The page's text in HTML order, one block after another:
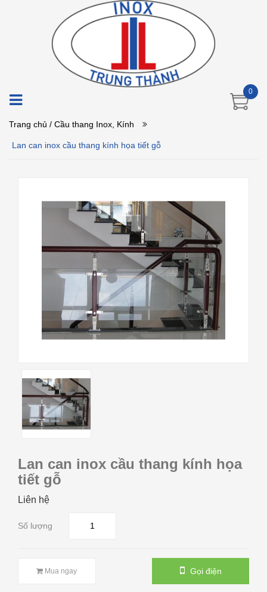
0
Trang chủ / Cầu thang Inox, Kính
Lan can inox cầu thang kính họa tiết gỗ
Lan can inox cầu thang kính họa
tiết gỗ
Liên hệ
Số lượng
Mua ngay Gọi điện